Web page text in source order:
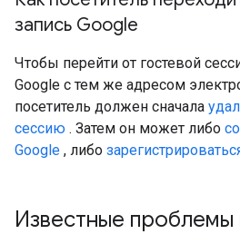
запись Google
Чтобы перейти от гостевой
Google с тем же адресом
посетитель должен сначала
сессию . Затем он может либо
Google , либо
Известные проблемы